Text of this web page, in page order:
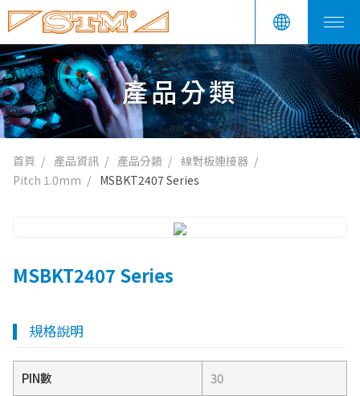
產品分類
首頁 產品資訊 產品分類
線對板連接器
Pitch 1.0mm
MSBKT2407 Series
MSBKT2407 Series
規格說明
PIN數 30